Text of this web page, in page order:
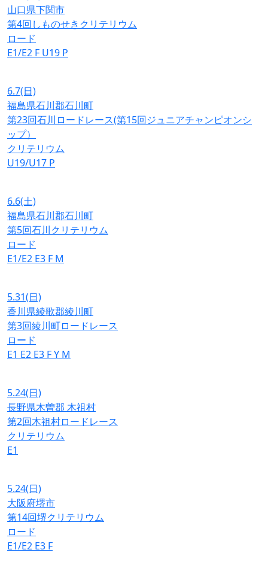
山口県下関市
第4回しものせきクリテリウム
ロード
E1/E2 F U19 P
6.7(日)
福島県石川郡石川町
第23回石川ロードレース(第15回ジュニアチャンピオンシ
ップ）
クリテリウム
U19/U17 P
6.6(土)
福島県石川郡石川町
第5回石川クリテリウム
ロード
E1/E2 E3 F M
5.31(日)
香川県綾歌郡綾川町
第3回綾川町ロードレース
ロード
E1 E2 E3 FY M
5.24(日)
長野県木曽郡 木祖村
第2回木祖村ロードレース
クリテリウム
E1
5.24(日)
大阪府堺市
第14回堺クリテリウム
ロード
E1/E2 E3 F